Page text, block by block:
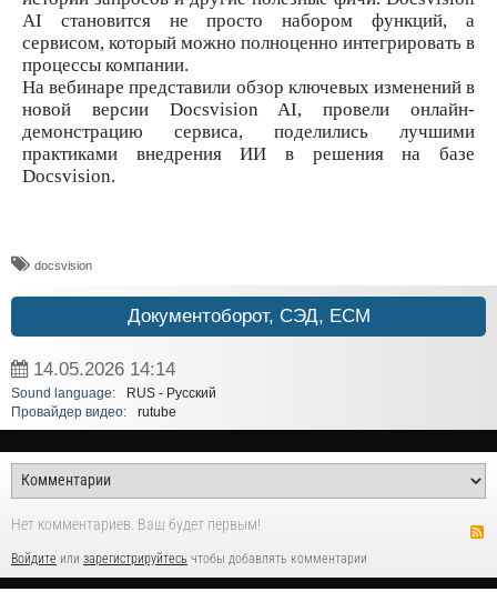
AI становится не просто набором функций, а
сервисом, который можно полноценно интегрировать в
процессы компании.
На вебинаре представили обзор ключевых изменений в
новой версии Docsvision AI, провели онлайн-
демонстрацию сервиса, поделились лучшими
практиками внедрения ИИ в решения на базе
Docsvision.
docsvision
Документоборот, СЭД, ECM
14.05.2026 14:14
Sound language:
RUS - Русский
Провайдер видео:
rutube
Нет комментариев. Ваш будет первым!
Войдите или зарегистрируйтесь чтобы добавлять комментарии